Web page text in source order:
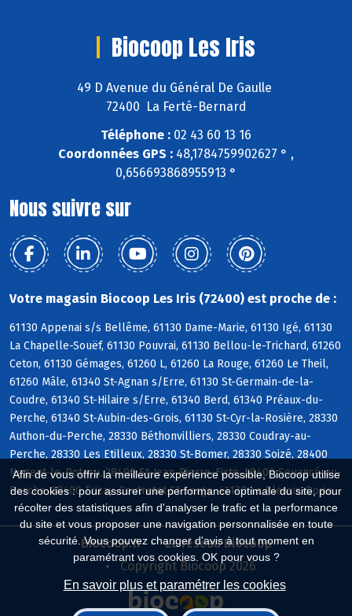
Afin de vous offrir la meilleure expérience possible, Biocoop utilise
des cookies : pour assurer une performance optimale du site, pour
récolter des statistiques afin d'analyser le trafic et la performance
du site et vous proposer une navigation personnalisée en toute
sécurité. Vous pouvez changer d'avis à tout moment en
paramétrant vos cookies. OK pour vous ?
En savoir plus et paramétrer les cookies
Biocoop Les Iris
49 D Avenue du Général De Gaulle
72400 La Ferté-Bernard
Téléphone : 02 43 60 13 16
Coordonnées GPS : 48,1784759902627 ° ,
0,656693868955913 °
Nous suivre sur
Votre magasin Biocoop Les Iris (72400) est proche de :
61130 Appenai s/s Bellême, 61130 Dame-Marie, 61130 Igé, 61130
La Chapelle-Souëf, 61130 Pouvrai, 61130 Bellou-le-Trichard, 61260
Ceton, 61130 Gémages, 61260 L, 61260 La Rouge, 61260 Le Theil,
61260 Mâle, 61340 St-Agnan s/Erre, 61130 St-Germain-de-la-
Coudre, 61340 St-Hilaire s/Erre, 61340 Berd, 61340 Préaux-du-
Perche, 61340 St-Aubin-des-Grois, 61130 St-Cyr-la-Rosière, 28330
Authon-du-Perche, 28330 Béthonvilliers, 28330 Coudray-au-
Perche, 28330 Les Etilleux, 28330 St-Bomer, 28330 Soizé, 28400
Nogent-le-Rotrou, 28400 St-Jean-Pierre-Fixte, 28400 Souancé-au-
Perche, 28400 Trizay-Coutretot-St-Serge, 41170 Le Plessis-Dorin
Biocoop.fr
Le réseau Biocoop
Copyright Biocoop 2026